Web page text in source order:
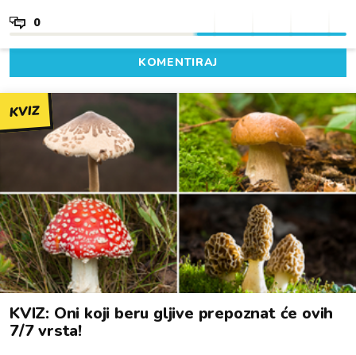
0
KOMENTIRAJ
KVIZ
KVIZ: Oni koji beru gljive prepoznat će ovih
7/7 vrsta!